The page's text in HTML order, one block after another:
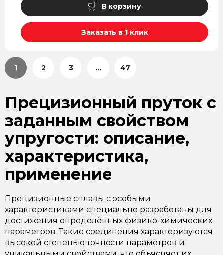
В корзину
Заказать в 1 клик
1 2 3 ... 47
Прецизионный пруток с
заданным свойством
упругости: описание,
характеристика,
применение
Прецизионные сплавы с особыми
характеристиками специально разработаны для
достижения определённых физико-химических
параметров. Такие соединения характеризуются
высокой степенью точности параметров и